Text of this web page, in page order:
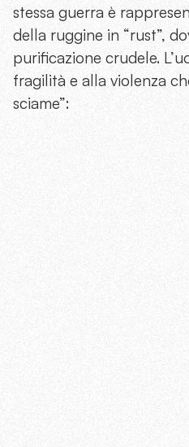
stessa guerra è
della ruggine in “rust”,
purificazione crudele.
fragilità e alla violenza
sciame”: